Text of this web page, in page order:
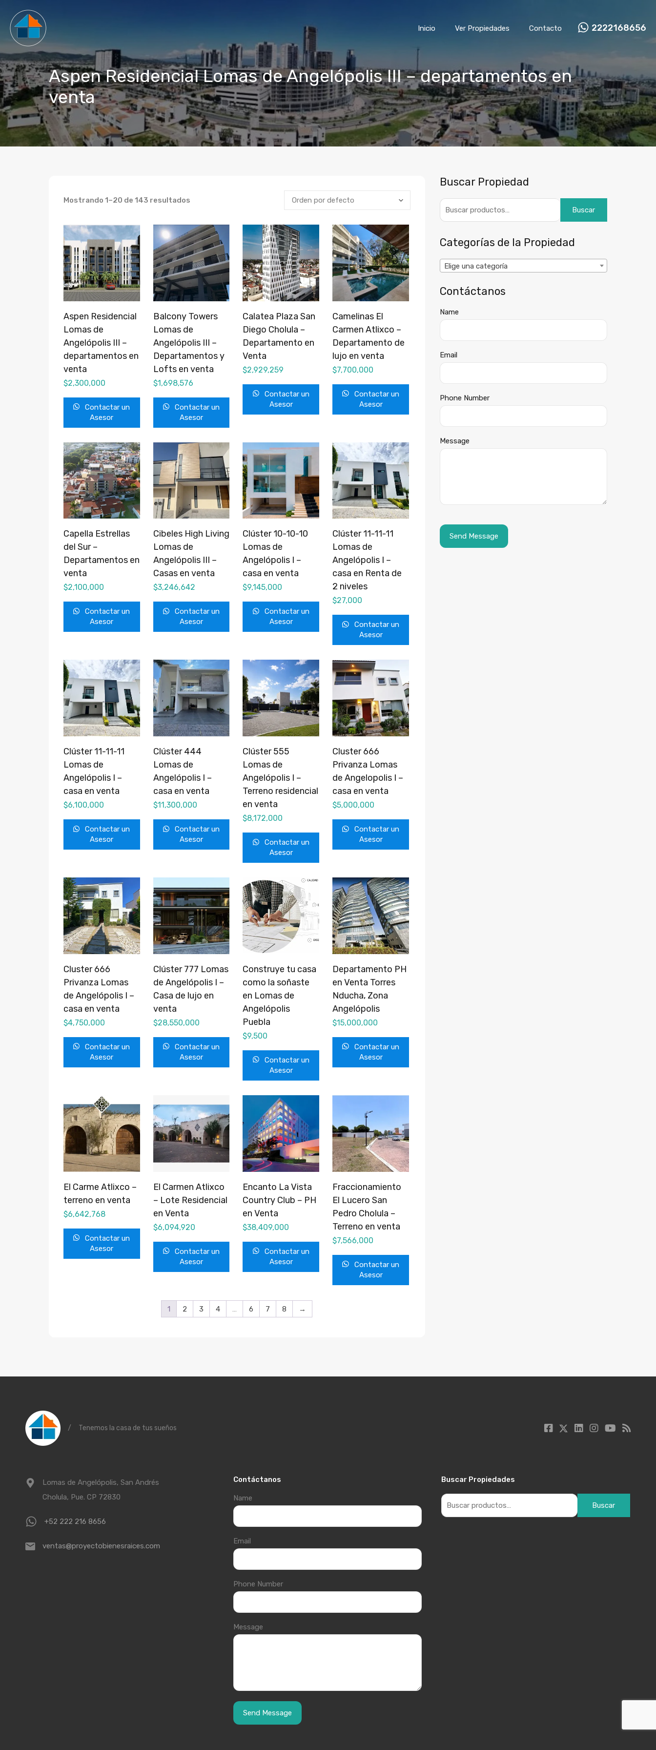
Inicio Ver Propiedades Contacto 2222168656
Aspen Residencial Lomas de Angelópolis III – departamentos en
venta
Mostrando 1–20 de 143 resultados
Aspen Residencial
Lomas de
Angelópolis III –
departamentos en
venta
$2,300,000
Contactar un
Asesor
Balcony Towers
Lomas de
Angelópolis III –
Departamentos y
Lofts en venta
$1,698,576
Contactar un
Asesor
Calatea Plaza San
Diego Cholula –
Departamento en
Venta
$2,929,259
Contactar un
Asesor
Camelinas El
Carmen Atlixco –
Departamento de
lujo en venta
$7,700,000
Contactar un
Asesor
Capella Estrellas
del Sur –
Departamentos en
venta
$2,100,000
Contactar un
Asesor
Cibeles High Living
Lomas de
Angelópolis III –
Casas en venta
$3,246,642
Contactar un
Asesor
Clúster 10-10-10
Lomas de
Angelópolis I –
casa en venta
$9,145,000
Contactar un
Asesor
Clúster 11-11-11
Lomas de
Angelópolis I –
casa en Renta de
2 niveles
$27,000
Contactar un
Asesor
Clúster 11-11-11
Lomas de
Angelópolis I –
casa en venta
$6,100,000
Contactar un
Asesor
Clúster 444
Lomas de
Angelópolis I –
casa en venta
$11,300,000
Contactar un
Asesor
Clúster 555
Lomas de
Angelópolis I –
Terreno residencial
en venta
$8,172,000
Contactar un
Asesor
Cluster 666
Privanza Lomas
de Angelopolis I –
casa en venta
$5,000,000
Contactar un
Asesor
Cluster 666
Privanza Lomas
de Angelópolis I –
casa en venta
$4,750,000
Contactar un
Asesor
Clúster 777 Lomas
de Angelópolis I –
Casa de lujo en
venta
$28,550,000
Contactar un
Asesor
Construye tu casa
como la soñaste
en Lomas de
Angelópolis
Puebla
$9,500
Contactar un
Asesor
Departamento PH
en Venta Torres
Nducha, Zona
Angelópolis
$15,000,000
Contactar un
Asesor
El Carme Atlixco –
terreno en venta
$6,642,768
Contactar un
Asesor
El Carmen Atlixco
– Lote Residencial
en Venta
$6,094,920
Contactar un
Asesor
Encanto La Vista
Country Club – PH
en Venta
$38,409,000
Contactar un
Asesor
Fraccionamiento
El Lucero San
Pedro Cholula –
Terreno en venta
$7,566,000
Contactar un
Asesor
1 2 3 4 6 7 8 →
Buscar Propiedad
Buscar
Categorías de la Propiedad
Elige una categoría
Contáctanos
Name
Email
Phone Number
Message
/ Tenemos la casa de tus sueños
Lomas de Angelópolis, San Andrés
Cholula, Pue. CP 72830
+52 222 216 8656
ventas@proyectobienesraices.com
Contáctanos
Name
Email
Phone Number
Message
Buscar Propiedades
Buscar